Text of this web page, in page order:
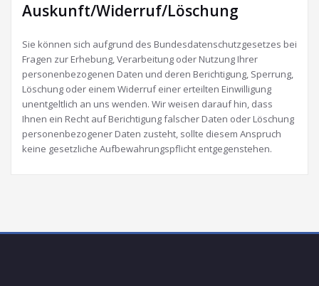
Auskunft/Widerruf/Löschung
Sie können sich aufgrund des Bundesdatenschutzgesetzes bei
Fragen zur Erhebung, Verarbeitung oder Nutzung Ihrer
personenbezogenen Daten und deren Berichtigung, Sperrung,
Löschung oder einem Widerruf einer erteilten Einwilligung
unentgeltlich an uns wenden. Wir weisen darauf hin, dass
Ihnen ein Recht auf Berichtigung falscher Daten oder Löschung
personenbezogener Daten zusteht, sollte diesem Anspruch
keine gesetzliche Aufbewahrungspflicht entgegenstehen.